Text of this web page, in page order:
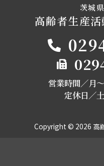
茨城
高齢者生産
営業時間／月
定休日／
Copyright © 2026 高